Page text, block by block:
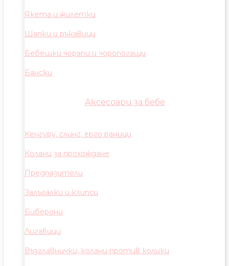
Якета и жилетки
Шапки и ръкавици
Бебешки чорапи и чоропогащи
Бански
Аксесоари за бебе
Кенгуру, слинг, ерго раници
Колани за прохождане
Предпазители
Залъгалки и клипси
Биберони
Лигавици
Възглавнички, колани против колики